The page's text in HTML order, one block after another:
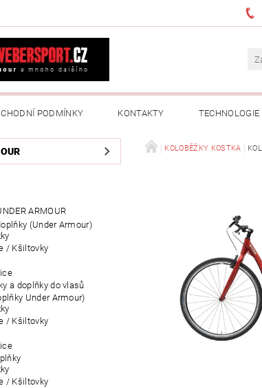
PODMÍNKY KONTAKTY TECHNOLOGIE
MOJE OBJEDNÁVKA
ARMOUR
(Under Armour)
/ Kšiltovky
a doplňky do vlasů
Under Armour)
/ Kšiltovky
/ Kšiltovky
KOLOBĚŽKY KOSTKA